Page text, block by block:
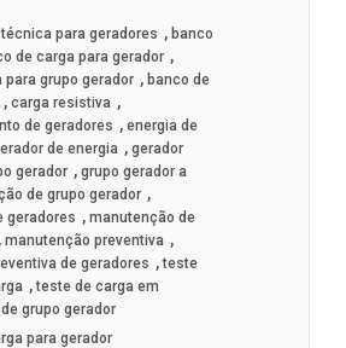
para geradores , banco
de carga para gerador ,
para grupo gerador , banco de
, carga resistiva ,
de geradores , energia de
de energia , gerador
gerador , grupo gerador a
de grupo gerador ,
geradores , manutenção de
, manutenção preventiva ,
de geradores ,teste
,teste de carga em
grupo gerador
para gerador